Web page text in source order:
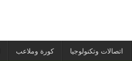
اتصالات وتكنولوجيا كورة وملاعب